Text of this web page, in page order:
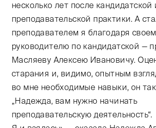
несколько лет после кандидатской
преподавательской практики. А
преподавателем я благодаря
руководителю по кандидатской —
Масляеву Алексею Ивановичу.
старания и, видимо, опытным
во мне необходимые навыки, он
„Надежда, вам нужно начинать
преподавательскую деятельность“.